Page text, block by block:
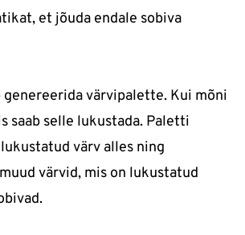
et jõuda endale sobiva
genereerida värvipalette. Kui mõni
saab selle lukustada. Paletti
värv alles ning
värvid, mis on lukustatud